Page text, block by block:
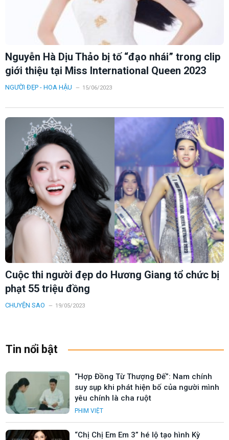
Nguyễn Hà Dịu Thảo bị tố “đạo nhái” trong clip
giới thiệu tại Miss International Queen 2023
NGƯỜI ĐẸP - HOA HẬU 15/06/2023
Cuộc thi người đẹp do Hương Giang tổ chức bị
phạt 55 triệu đồng
CHUYỆN SAO 19/05/2023
Tin nổi bật
“Hợp Đồng Từ Thượng Đế”: Nam chính
suy sụp khi phát hiện bố của người mình
yêu chính là cha ruột
PHIM VIỆT
“Chị Chị Em Em 3” hé lộ tạo hình Kỳ